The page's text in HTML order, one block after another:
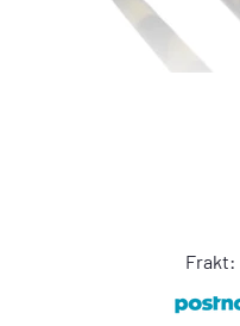
Frakt: